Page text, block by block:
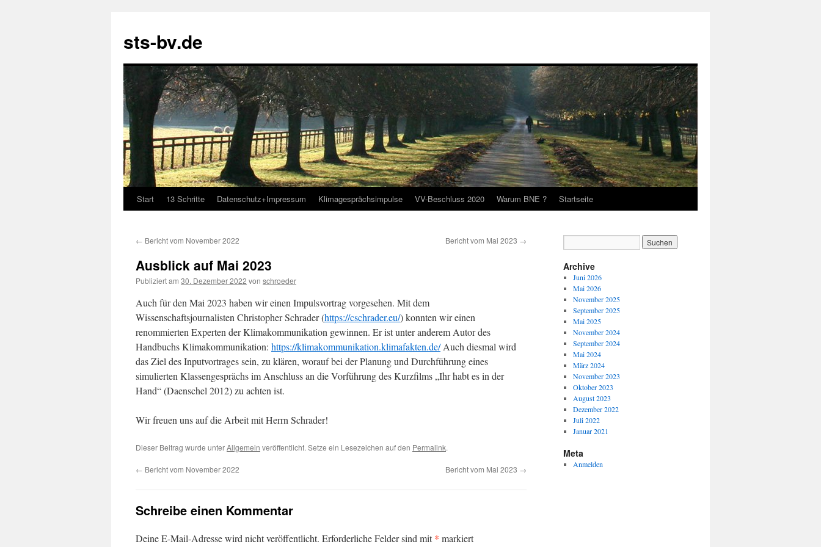
sts-bv.de
Zum
springen
Start 13 Schritte Datenschutz+Impressum Klimagesprächsimpulse VV-Beschluss 2020 Warum BNE ? Startseite
← Bericht vom November 2022 Bericht vom Mai 2023 →
Ausblick auf Mai 2023
Publiziert am 30. Dezember 2022 von schroeder
Auch für den Mai 2023 haben wir einen Impulsvortrag vorgesehen. Mit dem
Wissenschaftsjournalisten Christopher Schrader (https://cschrader.eu/) konnten wir einen
renommierten Experten der Klimakommunikation gewinnen. Er ist unter anderem Autor des
Handbuchs Klimakommunikation: https://klimakommunikation.klimafakten.de/Auch diesmal wird
das Ziel des Inputvortrages sein, zu klären, worauf bei der Planung und Durchführung eines
simulierten Klassengesprächs im Anschluss an die Vorführung des Kurzfilms „Ihr habt es in der
Hand“ (Daenschel 2012) zu achten ist.
Wir freuen uns auf die Arbeit mit Herrn Schrader!
Dieser Beitrag wurde unterAllgemein veröffentlicht. Setze ein Lesezeichen auf den Permalink.
← Bericht vom November 2022 Bericht vom Mai 2023 →
Schreibe einen Kommentar
Deine E-Mail-Adresse wird nicht veröffentlicht. Erforderliche Felder sind mit* markiert
Archive
Juni 2026
Mai 2026
November 2025
September 2025
Mai 2025
November 2024
September 2024
Mai 2024
März 2024
November 2023
Oktober 2023
August 2023
Dezember 2022
Juli 2022
Januar 2021
Meta
Anmelden